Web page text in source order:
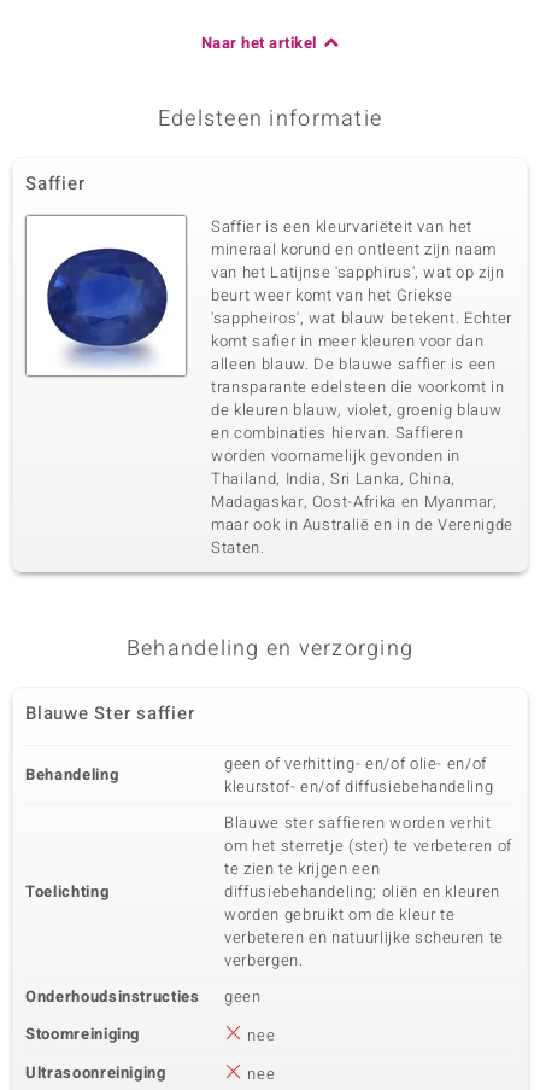
Naar het artikel
Edelsteen informatie
Saffier
Saffier is een kleurvariëteit van het
mineraal korund en ontleent zijn naam
van het Latijnse 'sapphirus', wat op zijn
beurt weer komt van het Griekse
'sappheiros', wat blauw betekent. Echter
komt safier in meer kleuren voor dan
alleen blauw. De blauwe saffier is een
transparante edelsteen die voorkomt in
de kleuren blauw, violet, groenig blauw
en combinaties hiervan. Saffieren
worden voornamelijk gevonden in
Thailand, India, Sri Lanka, China,
Madagaskar, Oost-Afrika en Myanmar,
maar ook in Australië en in de Verenigde
Staten.
Behandeling en verzorging
Blauwe Ster saffier
Behandeling
geen of verhitting- en/of olie- en/of
kleurstof- en/of diffusiebehandeling
Toelichting
Blauwe ster saffieren worden verhit
om het sterretje (ster) te verbeteren of
te zien te krijgen een
diffusiebehandeling; oliën en kleuren
worden gebruikt om de kleur te
verbeteren en natuurlijke scheuren te
verbergen.
Onderhoudsinstructies
geen
Stoomreiniging
nee
Ultrasoonreiniging
nee